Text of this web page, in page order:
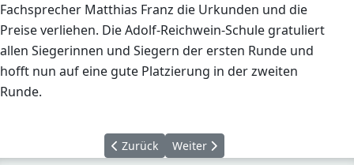
Fachsprecher Matthias Franz die Urkunden und die
Preise verliehen. Die Adolf-Reichwein-Schule gratuliert
allen Siegerinnen und Siegern der ersten Runde und
hofft nun auf eine gute Platzierung in der zweiten
Runde.
Vorheriger Beitrag: Vorstellung der Projekte
Zurück Nächster Beitrag: Die Adolf-
Weiter